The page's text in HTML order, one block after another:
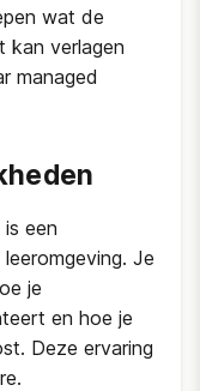
wat de
kan verlagen
managed
een
Je
je
en hoe je
Deze ervaring